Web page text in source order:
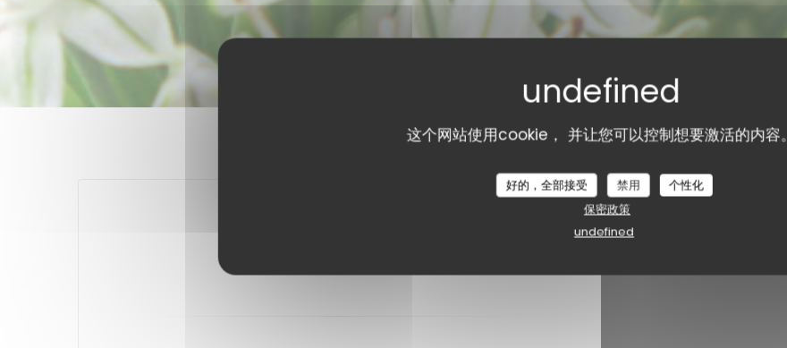
这个网站使用cookie， 并让您可以控制想要激活的内容。
好的，全部接受 禁用
个性化
保密政策
undefined